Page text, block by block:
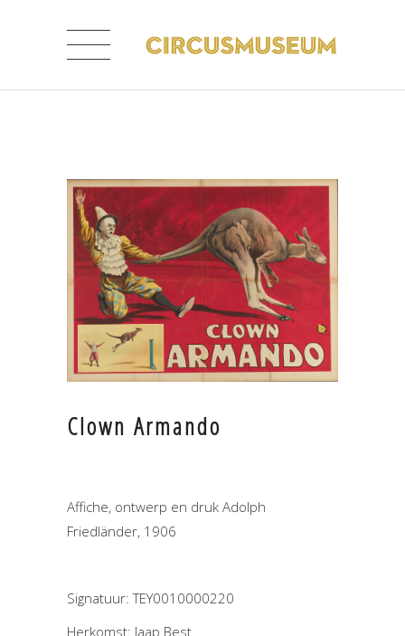
Clown Armando
Affiche, ontwerp en druk Adolph
Friedländer, 1906
Signatuur: TEY0010000220
Herkomst: Jaap Best